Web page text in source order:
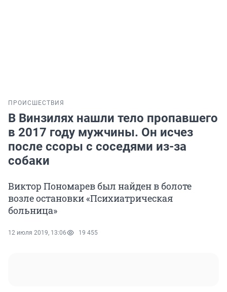
ПРОИСШЕСТВИЯ
В Винзилях нашли тело пропавшего
в 2017 году мужчины. Он исчез
после ссоры с соседями из-за
собаки
Виктор Пономарев был найден в болоте
возле остановки «Психиатрическая
больница»
12 июля 2019, 13:06 19 455